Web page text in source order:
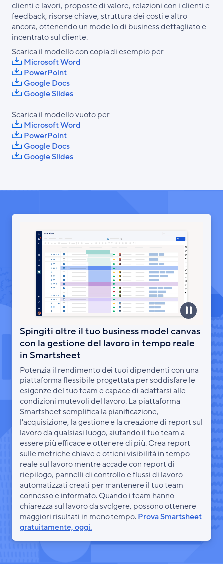
clienti e lavori, proposte di valore, relazioni con i clienti e
feedback, risorse chiave, struttura dei costi e altro
ancora, ottenendo un modello di business dettagliato e
incentrato sul cliente.
Scarica il modello con copia di esempio per
Microsoft Word
PowerPoint
Google Docs
Google Slides
Scarica il modello vuoto per
Microsoft Word
PowerPoint
Google Docs
Google Slides
Spingiti oltre il tuo business model canvas
con la gestione del lavoro in tempo reale
in Smartsheet
Potenzia il rendimento dei tuoi dipendenti con una
piattaforma flessibile progettata per soddisfare le
esigenze del tuo team e capace di adattarsi alle
condizioni mutevoli del lavoro. La piattaforma
Smartsheet semplifica la pianificazione,
l'acquisizione, la gestione e la creazione di report sul
lavoro da qualsiasi luogo, aiutando il tuo team a
essere più efficace e ottenere di più. Crea report
sulle metriche chiave e ottieni visibilità in tempo
reale sul lavoro mentre accade con report di
riepilogo, pannelli di controllo e flussi di lavoro
automatizzati creati per mantenere il tuo team
connesso e informato. Quando i team hanno
chiarezza sul lavoro da svolgere, possono ottenere
maggiori risultati in meno tempo.Prova Smartsheet
gratuitamente, oggi.